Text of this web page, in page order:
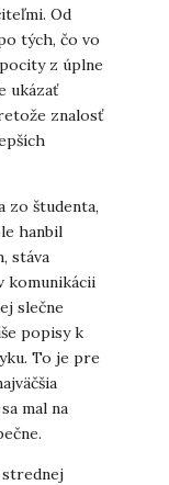
Od
tých, čo vo
z úplne
ukázať
znalosť
zo študenta,
hanbil
stáva
komunikácii
slečne
popisy k
To je pre
mal na
strednej